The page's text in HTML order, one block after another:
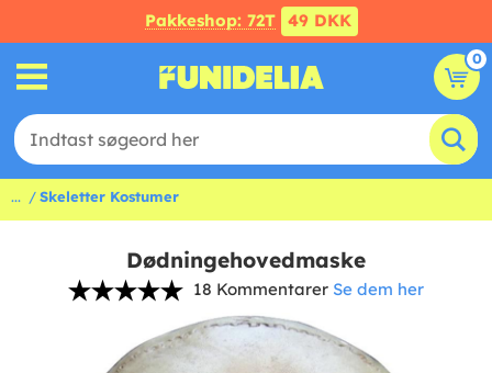
Pakkeshop: 72T 49 DKK
0
... Skeletter Kostumer
Dødningehovedmaske
18 Kommentarer Se dem her